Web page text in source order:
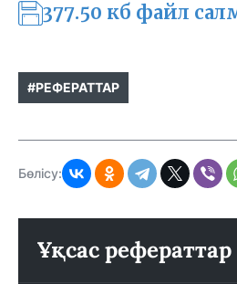
377.50 кб файл
#РЕФЕРАТТАР
Бөлісу:
Ұқсас рефераттар